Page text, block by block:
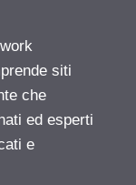
siti
che
ed esperti
e